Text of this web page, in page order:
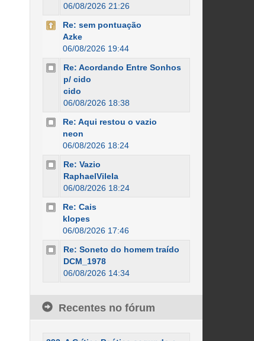
06/08/2026 21:26
Re: sem pontuação
Azke
06/08/2026 19:44
Re: Acordando Entre Sonhos
p/ cido
cido
06/08/2026 18:38
Re: Aqui restou o vazio
neon
06/08/2026 18:24
Re: Vazio
RaphaelVilela
06/08/2026 18:24
Re: Cais
klopes
06/08/2026 17:46
Re: Soneto do homem traído
DCM_1978
06/08/2026 14:34
Recentes no fórum